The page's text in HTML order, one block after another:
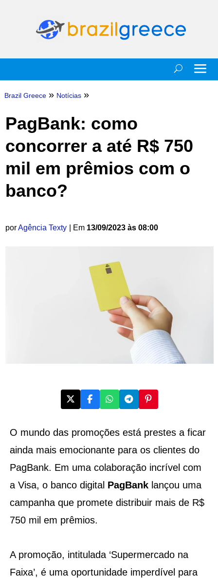
Brazil Greece » Notícias »
PagBank: como
concorrer a até R$ 750
mil em prêmios com o
banco?
porAgência Texty | Em 13/09/2023 às 08:00
O mundo das promoções está prestes a ficar
ainda mais emocionante para os clientes do
PagBank. Em uma colaboração incrível com
a Visa, o banco digital PagBanklançou uma
campanha que promete distribuir mais de R$
750 mil em prêmios.
A promoção, intitulada ‘Supermercado na
Faixa’, é uma oportunidade imperdível para